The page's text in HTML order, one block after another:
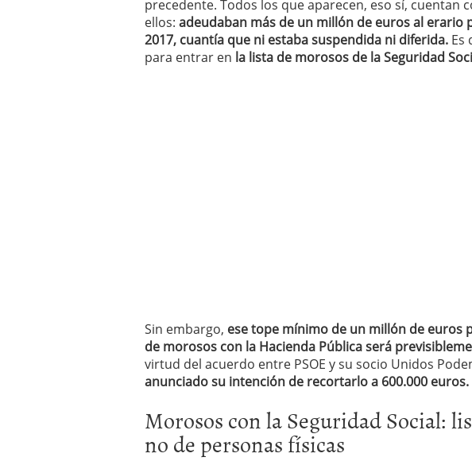
precedente. Todos los que aparecen, eso sí, cuentan
ellos: adeudaban más de un millón de euros al erario
2017, cuantía que ni estaba suspendida ni diferida. Es
para entrar en la lista de morosos de la Seguridad
Sin embargo, ese tope mínimo de un millón de euros
de morosos con la Hacienda Pública será
virtud del acuerdo entre PSOE y su socio Unidos
anunciado su intención de recortarlo a 600.000 euros.
Morosos con la Seguridad Social:
no de personas físicas